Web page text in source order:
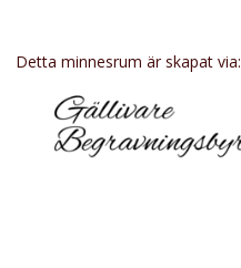
Detta minnesrum är skapat via: